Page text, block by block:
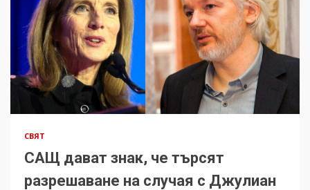
СВЯТ
САЩ дават знак, че търсят
разрешаване на случая с Джулиан